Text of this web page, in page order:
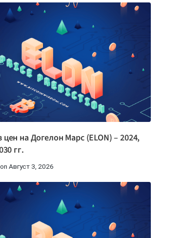
цен на Догелон Марс (ELON) – 2024,
гг.
Август 3, 2026